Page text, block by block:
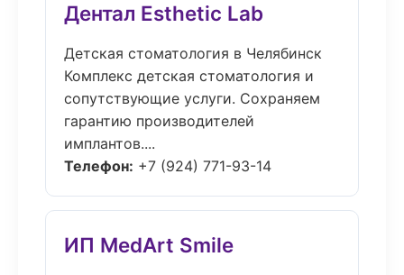
Дентал Esthetic Lab
Детская стоматология в Челябинск
Комплекс детская стоматология и
сопутствующие услуги. Сохраняем
гарантию производителей
имплантов....
Телефон: +7 (924) 771-93-14
ИП MedArt Smile